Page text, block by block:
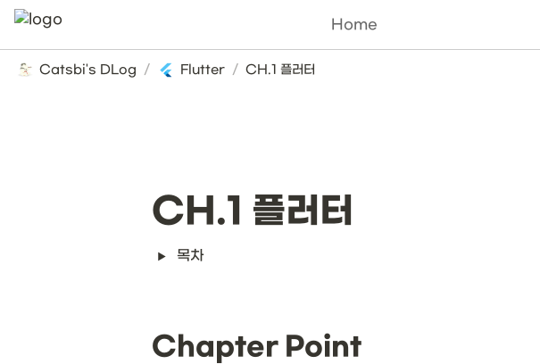
Home
Catsbi's DLog / Flutter / CH.1 플러터
CH.1 플러터
목차
Chapter Point